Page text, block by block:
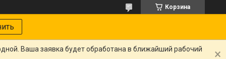
Корзина
Ваша заявка будет обработана в ближайший рабочий